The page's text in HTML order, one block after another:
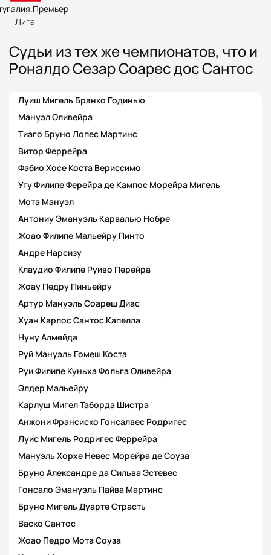
Лига
Судьи из тех же чемпионатов, что и
Роналдо Сезар Соарес дос Сантос
Луиш Мигель Бранко Годинью
Мануэл Оливейра
Тиаго Бруно Лопес Мартинс
Витор Феррейра
Фабио Хосе Коста Вериссимо
Угу Филипе Ферейра де Кампос Морейра Мигель
Мота Мануэл
Антониу Эмануэль Карвалью Нобре
Жоао Филипе Мальейру Пинто
Андре Нарсизу
Клаудио Филипе Руиво Перейра
Жоау Педру Пиньейру
Артур Мануэль Соареш Диас
Хуан Карлос Сантос Капелла
Нуну Алмейда
Руй Мануэль Гомеш Коста
Руи Филипе Куньха Фольга Оливейра
Элдер Мальейру
Карлуш Мигел Таборда Шистра
Анжони Франсиско Гонсалвес Родригес
Луис Мигель Родригес Феррейра
Мануэль Хорхе Невес Морейра де Соуза
Бруно Александрe да Сильва Эстевес
Гонсало Эмануэль Пайва Мартинс
Бруно Мигель Дуарте Страсть
Васко Сантос
Жоао Педро Мота Соуза